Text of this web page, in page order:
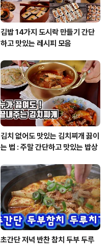
김밥 14가지 도시락 만들기 간단
하고 맛있는 레시피 모음
김치 없어도 맛있는 김치찌개 끓이
는 법 : 주말 간단하고 맛있는 밥상
초간단 저녁 반찬 참치 두부 두루